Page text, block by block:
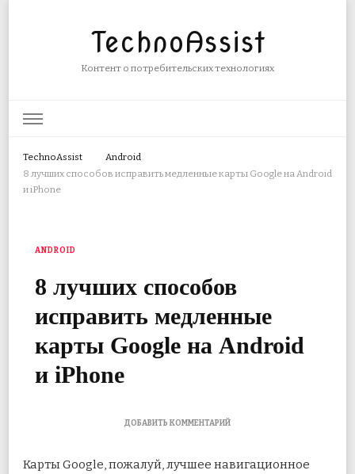
TechnoAssist
Контент о потребительских технологиях
TechnoAssist
Android
8 лучших способов исправить медленные карты Google на Android
и iPhone
ANDROID
8 лучших способов
исправить медленные
карты Google на Android
и iPhone
ДОБАВИТЬ КОММЕНТАРИЙК
ЛУЧШИХ
Карты Google, пожалуй, лучшее навигационное